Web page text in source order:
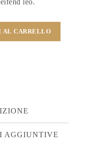
leo.
AL CARRELLO
AGGIUNTIVE